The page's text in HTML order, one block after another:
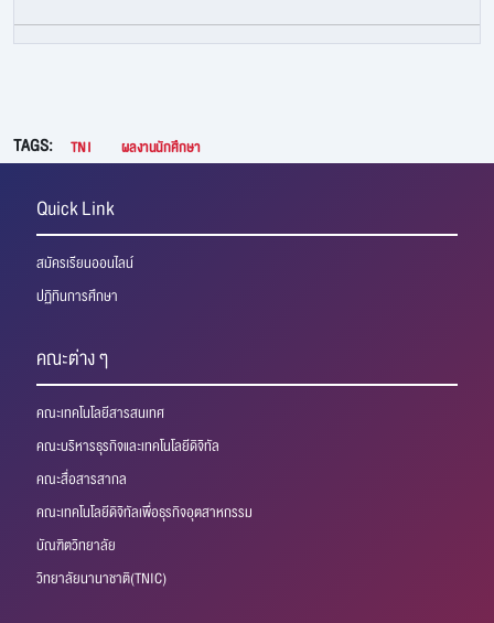
TAGS: TNI ผลงานนักศึกษา
Quick Link
สมัครเรียนออนไลน์
ปฏิทินการศึกษา
คณะต่าง ๆ
คณะเทคโนโลยีสารสนเทศ
คณะบริหารธุรกิจและเทคโนโลยีดิจิทัล
คณะสื่อสารสากล
คณะเทคโนโลยีดิจิทัลเพื่อธุรกิจอุตสาหกรรม
บัณฑิตวิทยาลัย
วิทยาลัยนานาชาติ(TNIC)